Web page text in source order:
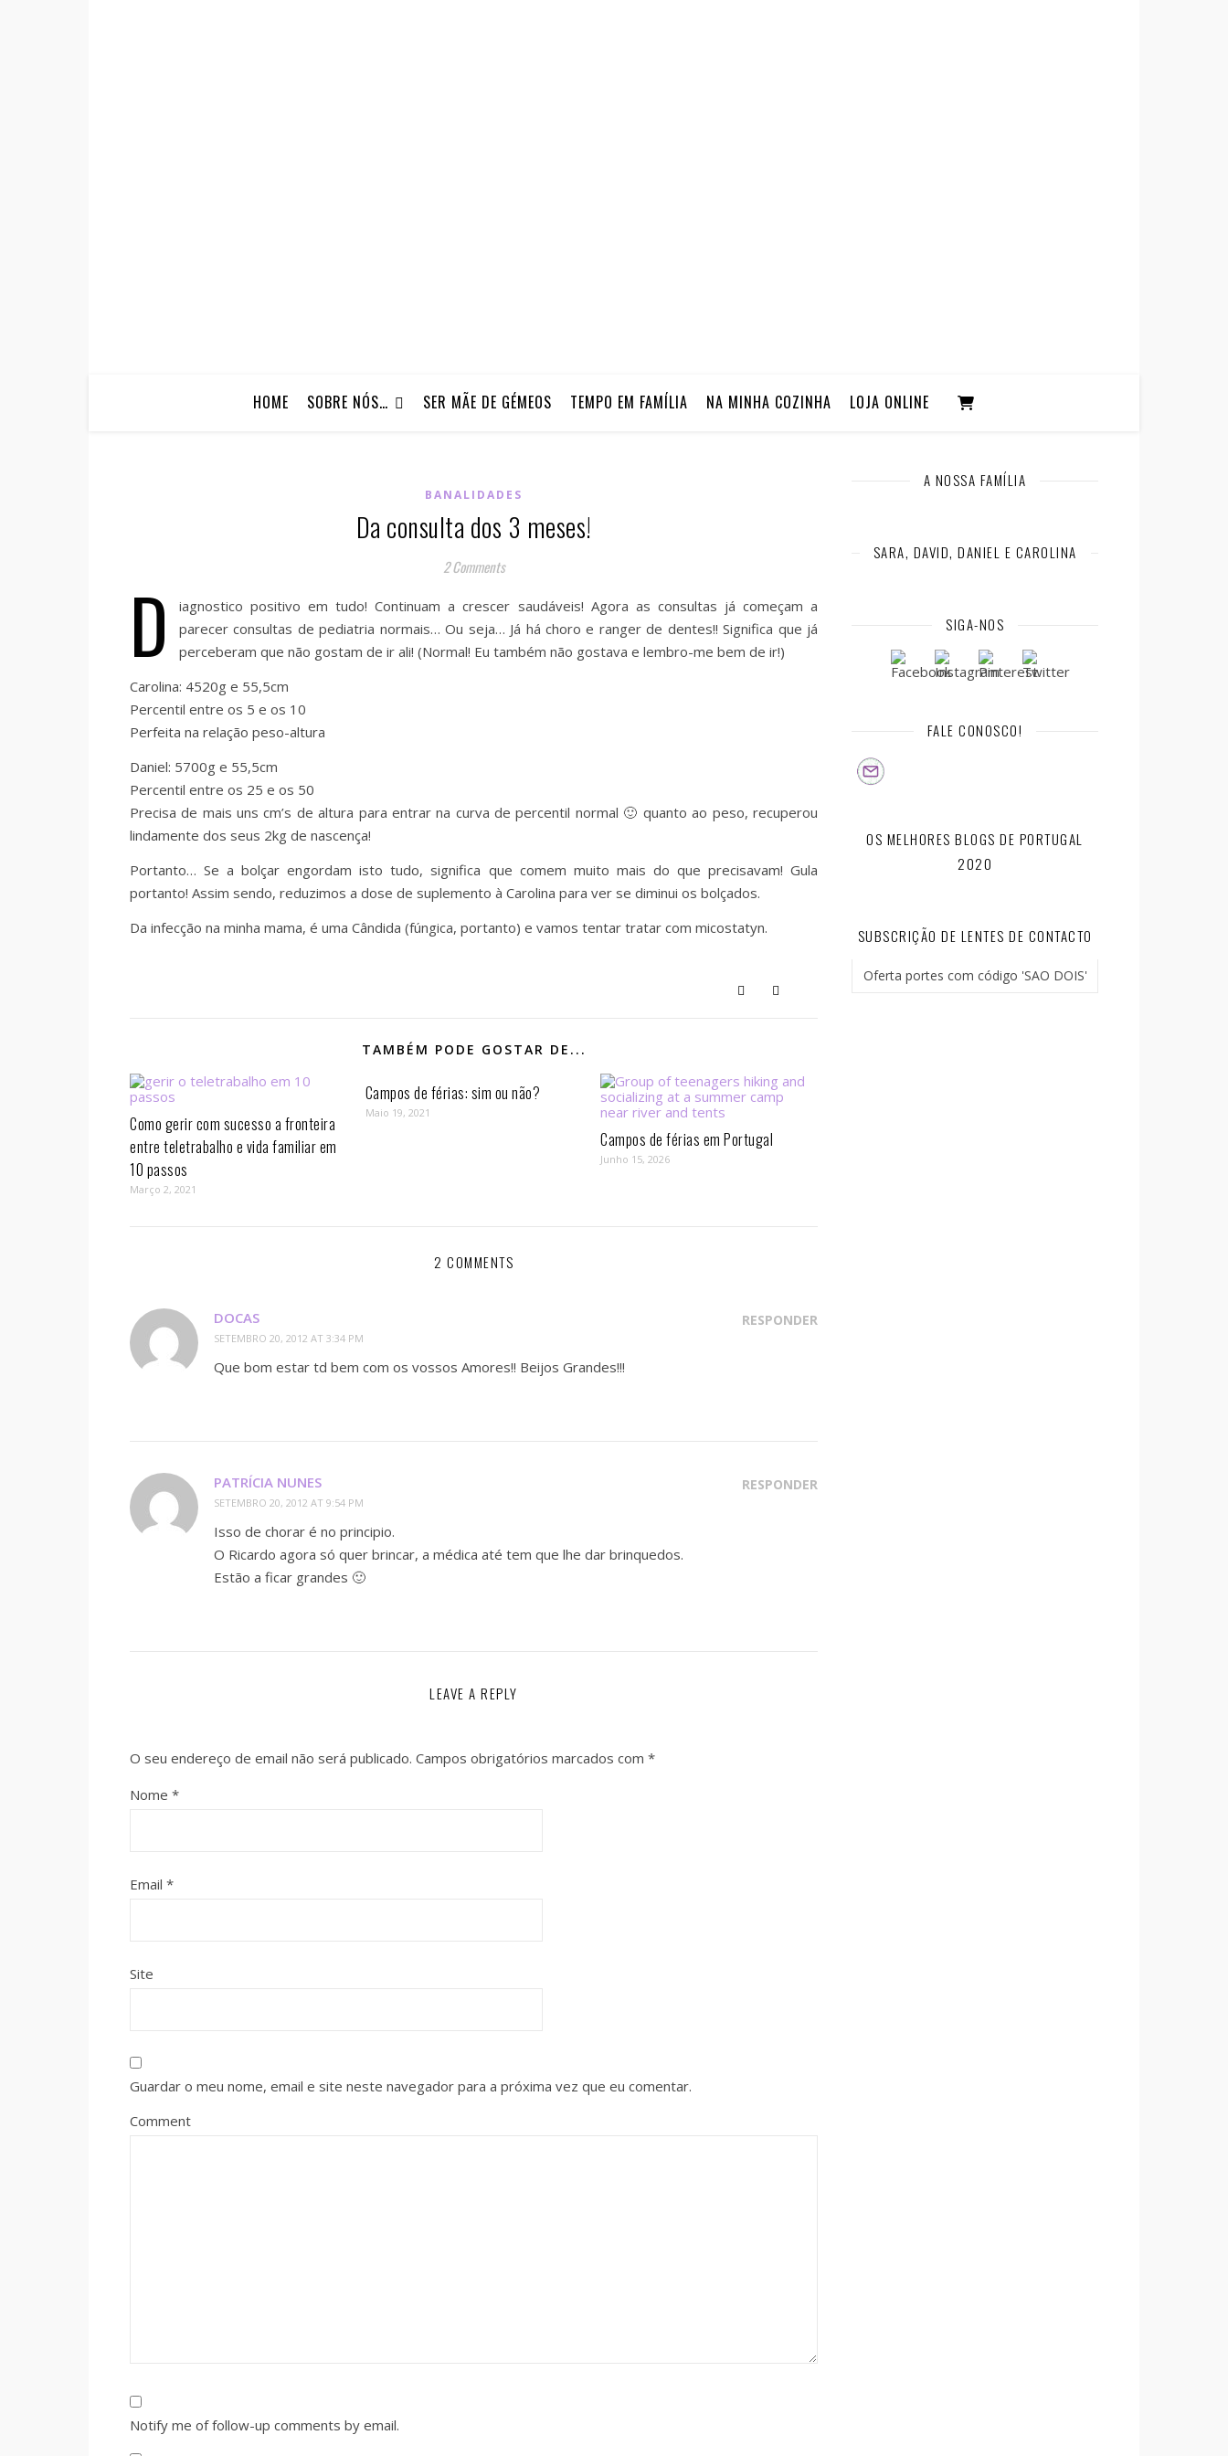
HOME SOBRE NÓS… SER MÃE DE GÉMEOS TEMPO EM FAMÍLIA NA MINHA COZINHA LOJA ONLINE
BANALIDADES
Da consulta dos 3 meses!
2 Comments
D
iagnostico positivo em tudo! Continuam a crescer saudáveis! Agora as consultas já começam a
parecer consultas de pediatria normais… Ou seja… Já há choro e ranger de dentes!! Significa que já
perceberam que não gostam de ir ali! (Normal! Eu também não gostava e lembro-me bem de ir!)
Carolina: 4520g e 55,5cm
Percentil entre os 5 e os 10
Perfeita na relação peso-altura
Daniel: 5700g e 55,5cm
Percentil entre os 25 e os 50
Precisa de mais uns cm’s de altura para entrar na curva de percentil normal 🙂 quanto ao peso, recuperou
lindamente dos seus 2kg de nascença!
Portanto… Se a bolçar engordam isto tudo, significa que comem muito mais do que precisavam! Gula
portanto! Assim sendo, reduzimos a dose de suplemento à Carolina para ver se diminui os bolçados.
Da infecção na minha mama, é uma Cândida (fúngica, portanto) e vamos tentar tratar com micostatyn.
TAMBÉM PODE GOSTAR DE...
Como gerir com sucesso a fronteira
entre teletrabalho e vida familiar em
10 passos⁣
Março 2, 2021
Campos de férias: sim ou não?
Maio 19, 2021
Campos de férias em Portugal
Junho 15, 2026
2 COMMENTS
DOCAS
SETEMBRO 20, 2012 AT 3:34 PM
RESPONDER
Que bom estar td bem com os vossos Amores!! Beijos Grandes!!!
PATRÍCIA NUNES
SETEMBRO 20, 2012 AT 9:54 PM
RESPONDER
Isso de chorar é no principio.
O Ricardo agora só quer brincar, a médica até tem que lhe dar brinquedos.
Estão a ficar grandes 🙂
LEAVE A REPLY
O seu endereço de email não será publicado. Campos obrigatórios marcados com *
Nome *
Email *
Site
Guardar o meu nome, email e site neste navegador para a próxima vez que eu comentar.
Comment
Notify me of follow-up comments by email.
A NOSSA FAMÍLIA
SARA, DAVID, DANIEL E CAROLINA
SIGA-NOS
FALE CONOSCO!
OS MELHORES BLOGS DE PORTUGAL
2020
SUBSCRIÇÃO DE LENTES DE CONTACTO
Oferta portes com código 'SAO DOIS'